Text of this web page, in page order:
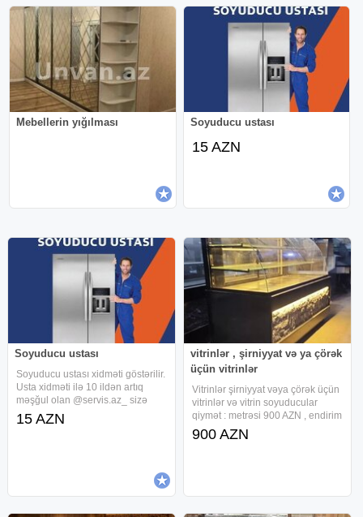
Mebellerin yığılması Soyuducu ustası
15 AZN
Soyuducu ustası
Soyuducu ustası xidməti göstərilir.
Usta xidməti ilə 10 ildən artıq
məşğul olan @servis.az_ sizə
zəmanətli peşəkar usta xidməti
təklif edir. Biz sizin vaxtınıza və
15 AZN
vitrinlər , şirniyyat və ya çörək
üçün vitrinlər
Vitrinlər şirniyyat vəya çörək üçün
vitrinlər və vitrin soyuducular
qiymət : metrəsi 900 AZN , endirim
mümkündür . ümumilikdə
mağazamızda çörək hazırlanması
900 AZN